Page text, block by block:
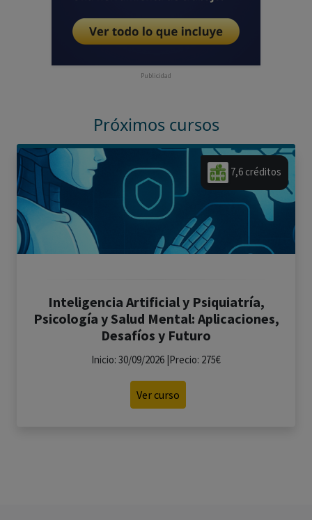
Publicidad
Próximos cursos
7,6 créditos
Inteligencia Artificial y Psiquiatría,
Psicología y Salud Mental: Aplicaciones,
Desafíos y Futuro
Inicio: 30/09/2026 |Precio: 275€
Ver curso